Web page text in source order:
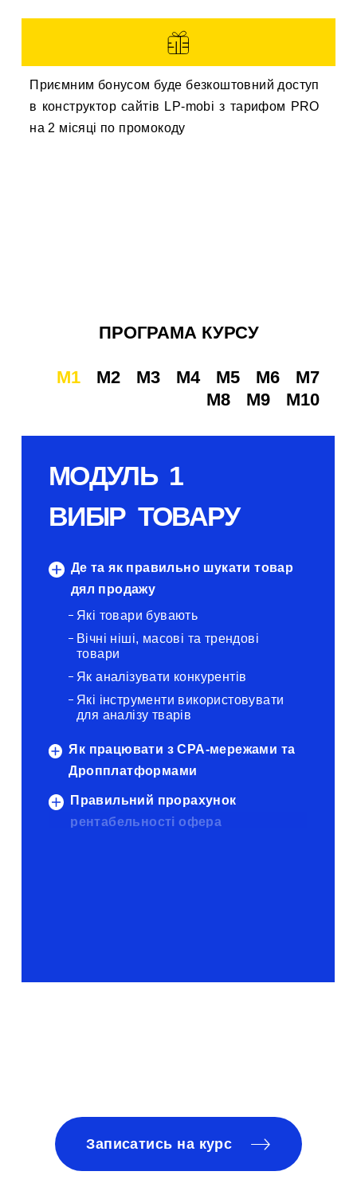
Приємним бонусом буде безкоштовний доступ
в конструктор сайтів LP-mobi з тарифом PRO
на 2 місяці по промокоду
ПРОГРАМА КУРСУ
M1 M2 M3 M4 M5 M6
M7
M8
M9 M10
МОДУЛЬ 1
ВИБІР ТОВАРУ
Де та як правильно шукати товар
дял продажу
Які товари бувають
Вічні ніші, масові та трендові
товари
Як аналізувати конкурентів
Які інструменти використовувати
для аналізу тварів
Як працювати з CPA-мережами та
Дропплатформами
Правильний прорахунок
рентабельності офера
Записатись на курс